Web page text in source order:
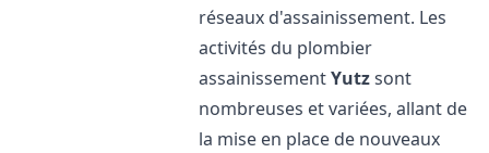
réseaux d'assainissement. Les
activités du plombier
assainissementYutzsont
nombreuses et variées, allant de
la mise en place de nouveaux